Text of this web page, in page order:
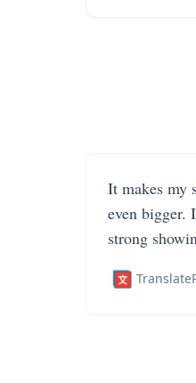
It makes my
even bigger.
strong